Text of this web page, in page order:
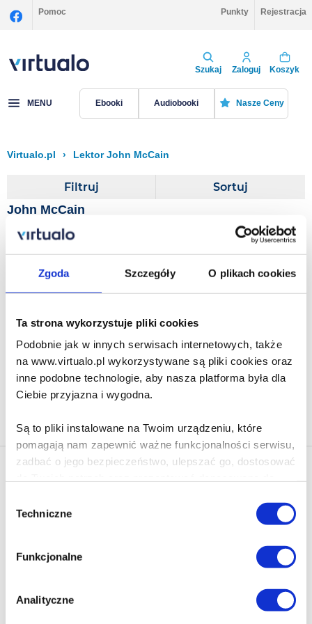
Zgoda Szczegóły O plikach cookies
Ta strona wykorzystuje pliki cookies
Podobnie jak w innych serwisach internetowych, także
na www.virtualo.pl wykorzystywane są pliki cookies oraz
inne podobne technologie, aby nasza platforma była dla
Ciebie przyjazna i wygodna.
Są to pliki instalowane na Twoim urządzeniu, które
pomagają nam zapewnić ważne funkcjonalności serwisu,
zadbać o jego bezpieczeństwo, ulepszać go, dostosować
Poza plikami, które są nam niezbędne do prawidłowego
i bezpiecznego działania serwisu - są także takie, które
wymagają Twojej zgody.
Każda udzielona zgoda poprawi Twoje doświadczenia
zgody
Techniczne
Funkcjonalne
Analityczne
Pomoc Punkty Rejestracja
Szukaj Zaloguj Koszyk
MENU Ebooki Audiobooki Nasze Ceny
Virtualo.pl › Lektor John McCain
Filtruj Sortuj
John McCain
Mark Salter, John McCain
Newsletter - rabat 10%
marketingowych dotyczących virtualo.pl oraz partnerów biznesowych
Virtualo.
Polityce Prywatności
Wycofanie zgody nie wpływa na zgodność z prawem przetwarzania